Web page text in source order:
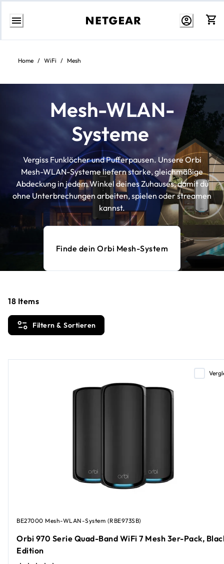
Weiter
InhaltHome / WiFi / Mesh
Mesh-WLAN-
Systeme
Vergiss Funklöcher und Pufferpausen. Unsere Orbi
Mesh-WLAN-Systeme liefern starke, gleichmäßige
Abdeckung in jedem Winkel deines Zuhauses, damit du
ohne Unterbrechungen arbeiten, spielen oder streamen
kannst.
Finde dein Orbi Mesh-System
Filtern & Sortieren
18 Items
BE27000 Mesh-WLAN-System (RBE973SB)
Orbi 970 Serie Quad-Band WiFi 7 Mesh 3er-Pack,
Edition